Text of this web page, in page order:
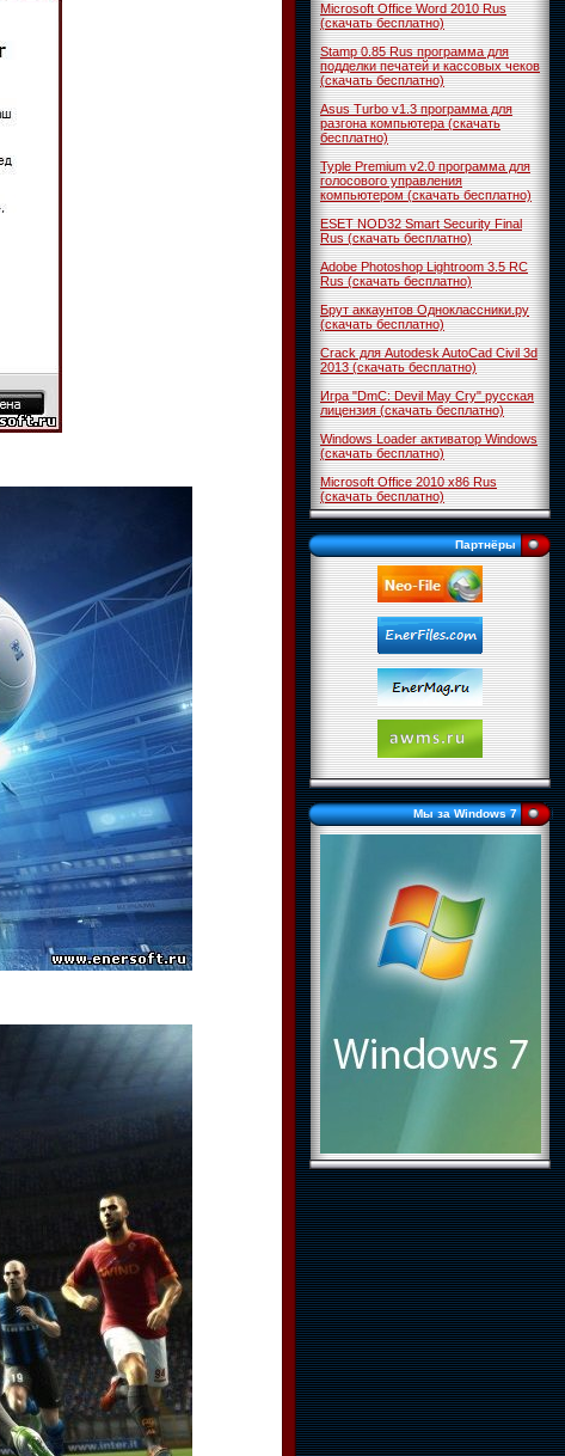
Microsoft Office Word 2010 Rus
(скачать бесплатно)
Stamp 0.85 Rus программа для
подделки печатей и кассовых чеков
(скачать бесплатно)
Asus Turbo v1.3 программа для
разгона компьютера (скачать
бесплатно)
Typle Premium v2.0 программа для
голосового управления
компьютером (скачать бесплатно)
ESET NOD32 Smart Security Final
Rus (скачать бесплатно)
Adobe Photoshop Lightroom 3.5 RC
Rus (скачать бесплатно)
Брут аккаунтов Одноклассники.ру
(скачать бесплатно)
Crack для Autodesk AutoCad Civil 3d
2013 (скачать бесплатно)
Игра "DmC: Devil May Cry" русская
лицензия (скачать бесплатно)
Windows Loader активатор Windows
(скачать бесплатно)
Microsoft Office 2010 x86 Rus
(скачать бесплатно)
Партнёры
Мы за Windows 7